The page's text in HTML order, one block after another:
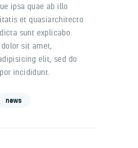
ipsa quae ab illo
et quasiarchitecto
sunt explicabo.
sit amet,
elit, sed do
incididunt.
news